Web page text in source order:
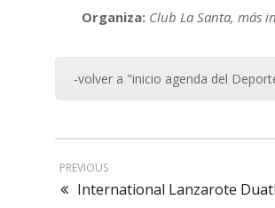
Organiza: Club La Santa, más
-volver a "inicio agenda del
PREVIOUS
International Lanzarote